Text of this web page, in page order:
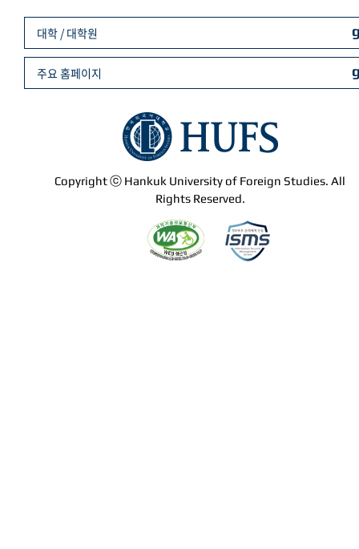
Copyright ⓒ Hankuk University of Foreign Studies. All
Rights Reserved.
대학 / 대학원
주요 홈페이지